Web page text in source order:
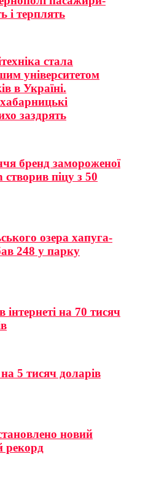
і терплять
стала
університетом
в Україні.
заздрять
бренд замороженої
піцу з 50
озера хапуга-
248 у парку
на 70 тисяч
5 тисяч доларів
новий
рекорд